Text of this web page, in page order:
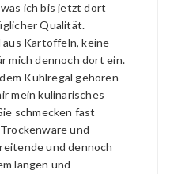
ich bis jetzt dort
Qualität.
Kartoffeln, keine
mich dennoch dort ein.
Kühlregal gehören
mein kulinarisches
schmecken fast
und
und dennoch
langen und